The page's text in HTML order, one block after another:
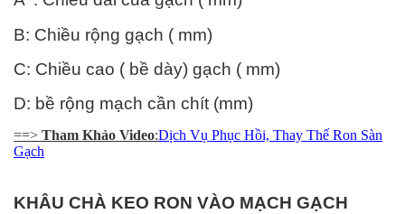
B: Chiều rộng gạch ( mm)
C: Chiều cao ( bề dày) gạch ( mm)
D: bề rộng mạch cần chít (mm)
==> Tham Khảo Video:Dịch Vụ Phục Hồi, Thay Thế Ron Sàn
Gạch
KHÂU CHÀ KEO RON VÀO MẠCH GẠCH